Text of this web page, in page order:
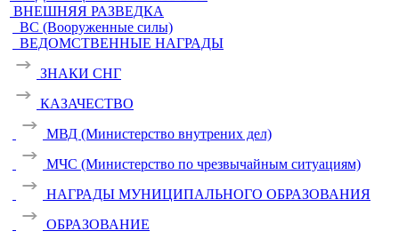
ВНЕШНЯЯ РАЗВЕДКА
ВС (Вооруженные силы)
ВЕДОМСТВЕННЫЕ НАГРАДЫ
ЗНАКИ СНГ
КАЗАЧЕСТВО
МВД (Министерство внутрених дел)
МЧС (Министерство по чрезвычайным ситуациям)
НАГРАДЫ МУНИЦИПАЛЬНОГО ОБРАЗОВАНИЯ
ОБРАЗОВАНИЕ